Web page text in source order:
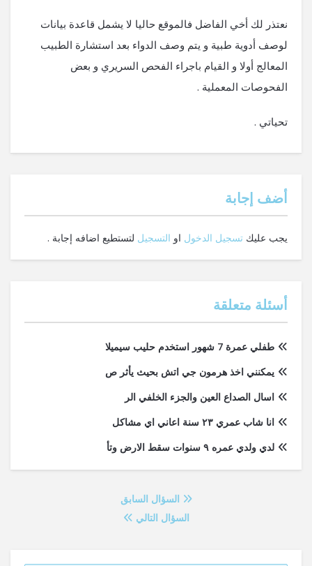
نعتذر لك أخي الفاضل فالموقع حاليا لا يشمل قاعدة بيانات
لوصف أدوية طبية و يتم وصف الدواء بعد استشارة الطبيب
المعالج أولا و القيام باجراء الفحص السريري و بعض
الفحوصات المعملية .
تحياتي .
‫أضف إجابة
يجب عليك تسجيل الدخول او التسجيل لتستطيع اضافه إجابة .
أسئلة متعلقة
طفلي عمرة 7 شهور استخدم حليب سيميلا
يمكنني اخذ هرمون جي اتش بحيث يأثر ص
اسال الصداع العين والجزء الخلفي الر
انا شاب عمري ٢٣ سنة اعاني اي مشاكل
لدي ولدي عمره ٩ سنوات سقط الارض وتأ
السؤال السابق
السؤال التالي